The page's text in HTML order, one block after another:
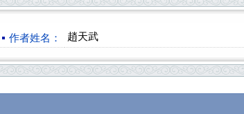
作者姓名： 趙天武